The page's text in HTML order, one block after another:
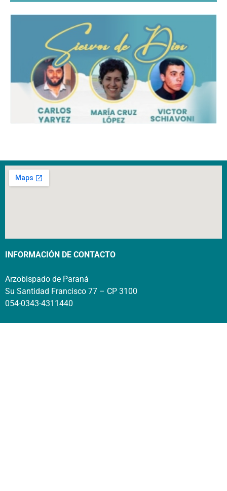
INFORMACIÓN DE CONTACTO
Arzobispado de Paraná
Su Santidad Francisco 77 – CP 3100
054-0343-4311440